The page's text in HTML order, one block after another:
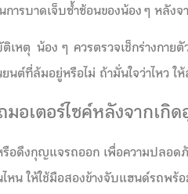
รบาดเจ็บซ้ำซ้อนของน้อง ๆ หลังจ
เหตุ น้อง ๆ ควรตรวจเช็กร่างกาย
นต์ที่ล้มอยู่หรือไม่ ถ้ามั่นใจว่าไหว ใ
อเตอร์ไซค์หลังจากเกิ
ดึงกุญแจรถออก เพื่อความปลอดภั
ไหน ให้ใช้มือสองข้างจับแฮนด์รถพ